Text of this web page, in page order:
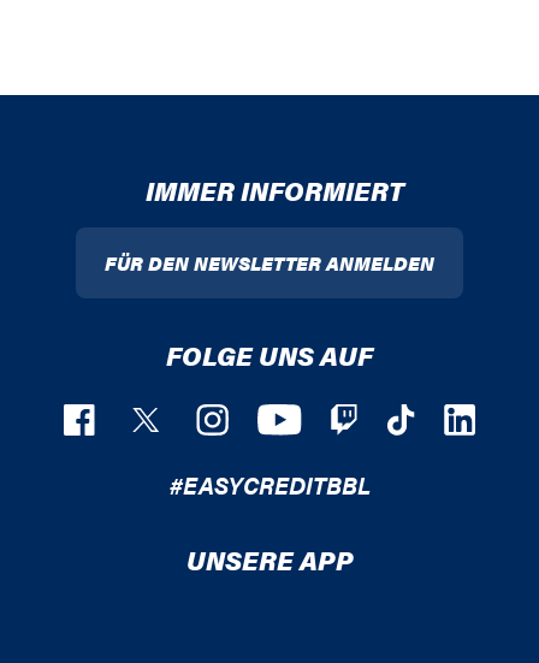
IMMER INFORMIERT
FÜR DEN NEWSLETTER ANMELDEN
FOLGE UNS AUF
#EASYCREDITBBL
UNSERE APP